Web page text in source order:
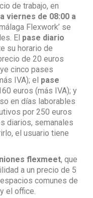
de trabajo, en
viernes de 08:00 a
Flexwork’ se
El pase diario
su horario de
de 20 euros
cinco pases
IVA); el pase
euros (más IVA); y
en días laborables
por 250 euros
diarios, semanales
el usuario tiene
flexmeet, que
a un precio de 5
comunes de
el office.